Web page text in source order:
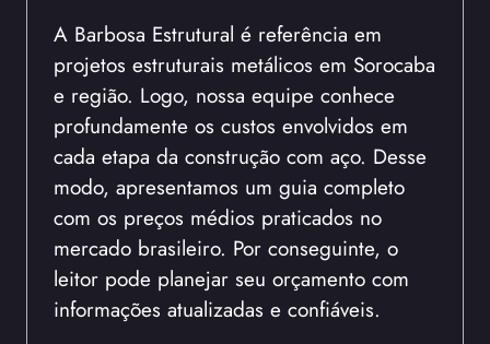
A Barbosa Estrutural é referência em
projetos estruturais metálicos em Sorocaba
e região. Logo, nossa equipe conhece
profundamente os custos envolvidos em
cada etapa da construção com aço. Desse
modo, apresentamos um guia completo
com os preços médios praticados no
mercado brasileiro. Por conseguinte, o
leitor pode planejar seu orçamento com
informações atualizadas e confiáveis.